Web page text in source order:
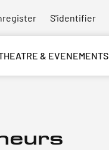
S'identifier
& EVENEMENTS